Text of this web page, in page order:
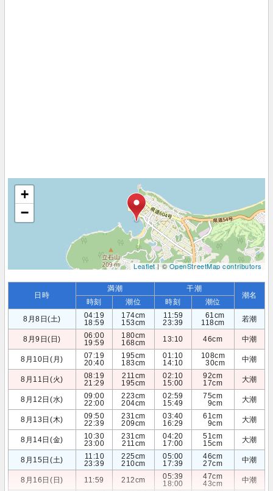
+
−
Leaflet| ©OpenStreetMap contributors
日時
満潮 干潮
潮名
時刻 潮位 時刻
潮位
8月8日(土)
04:19
18:59
174cm
153cm
11:59
23:39
61cm
118cm
若潮
8月9日(日)
06:00
19:59
180cm
168cm
13:10 46cm 中潮
8月10日(月)
07:19
20:40
195cm
183cm
01:10
14:10
108cm
30cm
中潮
8月11日(火)
08:19
21:29
211cm
195cm
02:10
15:00
92cm
17cm
大潮
8月12日(水)
09:00
22:00
223cm
204cm
02:59
15:49
75cm
9cm
大潮
8月13日(木)
09:50
22:39
231cm
209cm
03:40
16:29
61cm
9cm
大潮
8月14日(金)
10:30
23:00
231cm
211cm
04:20
17:00
51cm
15cm
大潮
8月15日(土)
11:10
23:39
225cm
210cm
05:00
17:39
46cm
27cm
中潮
8月16日(日) 11:59 212cm
05:39
18:00
47cm
43cm
中潮